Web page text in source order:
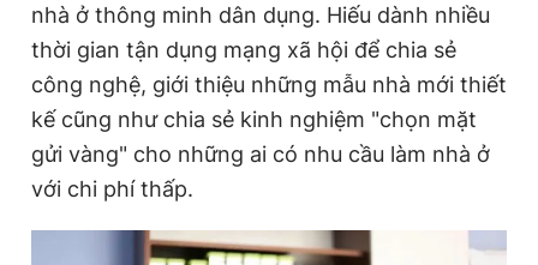
nhà ở thông minh dân dụng. Hiếu dành nhiều
thời gian tận dụng mạng xã hội để chia sẻ
công nghệ, giới thiệu những mẫu nhà mới thiết
kế cũng như chia sẻ kinh nghiệm "chọn mặt
gửi vàng" cho những ai có nhu cầu làm nhà ở
với chi phí thấp.